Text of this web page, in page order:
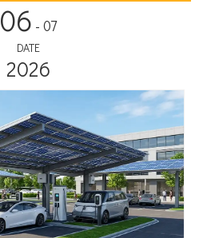
06 - 07
DATE
2026